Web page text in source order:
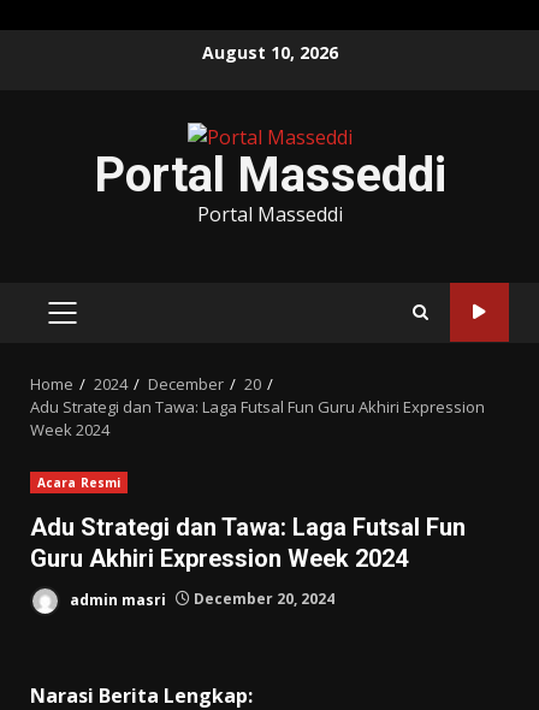
August 10, 2026
Portal Masseddi
Portal Masseddi
PRIMARY
Home 2024 December
20
Adu Strategi dan Tawa: Laga Futsal Fun Guru Akhiri Expression
Week 2024
Acara Resmi
Adu Strategi dan Tawa: Laga Futsal Fun
Guru Akhiri Expression Week 2024
admin masri December 20, 2024
Narasi Berita Lengkap: